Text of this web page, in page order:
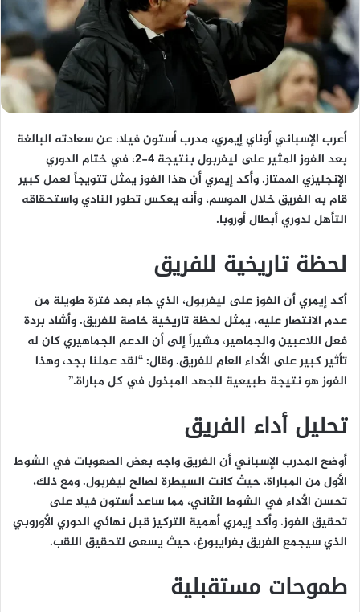
أعرب الإسباني أوناي إيمري، مدرب أستون فيلا، عن سعادته البالغة
بعد الفوز المثير على ليفربول بنتيجة 4-2، في ختام الدوري
الإنجليزي الممتاز. وأكد إيمري أن هذا الفوز يمثل تتويجاً لعمل كبير
قام به الفريق خلال الموسم، وأنه يعكس تطور النادي واستحقاقه
التأهل لدوري أبطال أوروبا.
لحظة تاريخية للفريق
أكد إيمري أن الفوز على ليفربول، الذي جاء بعد فترة طويلة من
عدم الانتصار عليه، يمثل لحظة تاريخية خاصة للفريق. وأشاد بردة
فعل اللاعبين والجماهير، مشيراً إلى أن الدعم الجماهيري كان له
تأثير كبير على الأداء العام للفريق. وقال: “لقد عملنا بجد، وهذا
الفوز هو نتيجة طبيعية للجهد المبذول في كل مباراة.”
تحليل أداء الفريق
أوضح المدرب الإسباني أن الفريق واجه بعض الصعوبات في الشوط
الأول من المباراة، حيث كانت السيطرة لصالح ليفربول. ومع ذلك،
تحسن الأداء في الشوط الثاني، مما ساعد أستون فيلا على
تحقيق الفوز. وأكد إيمري أهمية التركيز قبل نهائي الدوري الأوروبي
الذي سيجمع الفريق بفرايبورغ، حيث يسعى لتحقيق اللقب.
طموحات مستقبلية